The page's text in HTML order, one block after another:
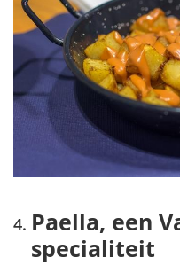
Paella, een
specialiteit